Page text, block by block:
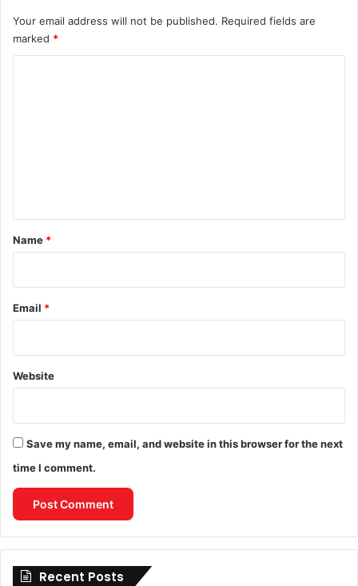
Your email address will not be published. Required fields are
marked *
*
Name *
Email *
Website
Save my name, email, and website in this browser for the next
time I comment.
Recent Posts